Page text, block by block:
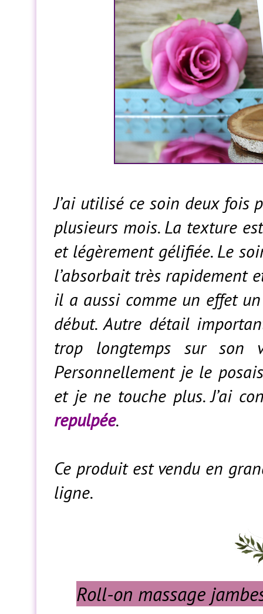
J’ai utilisé ce soin deux fois
plusieurs mois. La texture
et légèrement gélifiée. Le
l’absorbait très rapidement
il a aussi comme un effet
début. Autre détail
trop longtemps sur son
Personnellement je le
et je ne touche plus. J’ai
repulpée.
Ce produit est vendu en
ligne.
Roll-on massage